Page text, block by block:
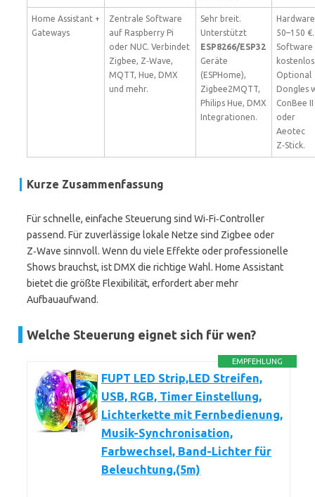
Home Assistant +
Gateways
Zentrale Software
auf Raspberry Pi
oder NUC. Verbindet
Zigbee, Z‑Wave,
MQTT, Hue, DMX
und mehr.
Sehr breit.
Unterstützt
ESP8266/ESP32
Geräte
(ESPHome),
Zigbee2MQTT,
Philips Hue, DMX
Integrationen.
Hardware
50–150 €.
Software
Optional
Dongles
ConBee II
oder
Aeotec
Z‑Stick.
Kurze Zusammenfassung
Für schnelle, einfache Steuerung sind Wi‑Fi‑Controller
passend. Für zuverlässige lokale Netze sind Zigbee oder
Z‑Wave sinnvoll. Wenn du viele Effekte oder professionelle
Shows brauchst, ist DMX die richtige Wahl. Home Assistant
bietet die größte Flexibilität, erfordert aber mehr
Aufbauaufwand.
Welche Steuerung eignet sich für wen?
EMPFEHLUNG
FUPT LED Strip,LED Streifen,
USB, RGB, Timer Einstellung,
Lichterkette mit Fernbedienung,
Musik-Synchronisation,
Farbwechsel, Band-Lichter für
Beleuchtung,(5m)